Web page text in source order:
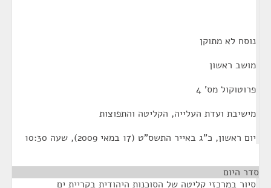
נוסח לא מתוקן
מושב ראשון
פרוטוקול מס' 4
מישיבת ועדת העלייה, הקליטה והתפוצות
יום ראשון, כ"ג באייר התשס"ט (17 במאי 2009), שעה 10:30
סדר היום
סיור במרכזי קליטה של הסוכנות היהודית בקריית ים